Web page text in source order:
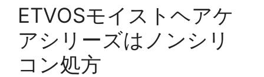
ETVOSモイストヘアケ
アシリーズはノンシリ
コン処方